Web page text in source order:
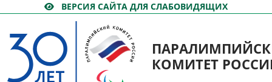
ВЕРСИЯ САЙТА ДЛЯ СЛАБОВИДЯЩИХ
КОМИТЕТ